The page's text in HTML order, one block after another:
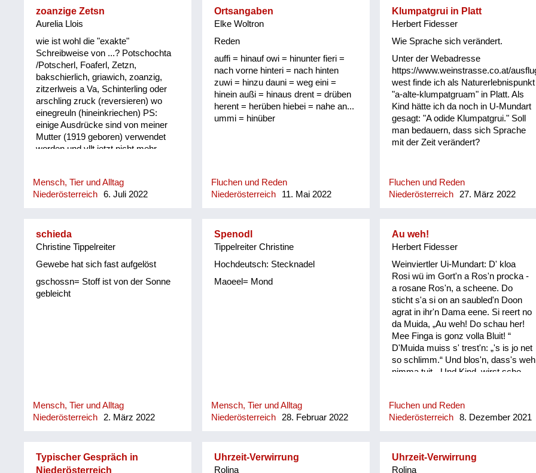
sitzen haben Einen picken haben
Einen hocken haben Sich einen
angezüchtet haben Angebledert sein
a Häusltschik Tutti completti sein
(voll) zua sein Bummzua sein
Angesoffen sein Wie ein Radi
angesoffen Der is angschwaschelt
Der is randvoll Er ist anbirschtlt Er is
angesäuselt Er is zuagschütt Er is
ontschechert Der is ja schon gaunz
steif Der is steif (steifer Blick) Fett
angekübelt sein Angestochen sein
versumpft...
zoanzige Zetsn
Aurelia Llois
wie ist wohl die "exakte"
Schreibweise von ...? Potschochta
/Potscherl, Foaferl, Zetzn,
bakschierlich, griawich, zoanzig,
zitzerlweis a Va, Schinterling oder
arschling zruck (reversieren) wo
einegreuln (hineinkriechen) PS:
einige Ausdrücke sind von meiner
Mutter (1919 geboren) verwendet
worden und vllt jetzt nicht mehr
Mensch, Tier und Alltag
Niederösterreich
6. Juli 2022
Ortsangaben
Elke Woltron
Reden
auffi = hinauf owi = hinunter fieri =
nach vorne hinteri = nach hinten
zuwi = hinzu dauni = weg eini =
hinein außi = hinaus drent = drüben
herent = herüben hiebei = nahe an...
ummi = hinüber
Fluchen und Reden
Niederösterreich
11. Mai 2022
Klumpatgrui in Platt
Herbert Fidesser
Wie Sprache sich verändert.
Unter der Webadresse
https://www.weinstrasse.co.at/
west finde ich als Naturerlebnispunkt
"a-alte-klumpatgruam" in Platt. Als
Kind hätte ich da noch in U-Mundart
gesagt: "A odide Klumpatgrui." Soll
man bedauern, dass sich Sprache
mit der Zeit verändert?
Fluchen und Reden
Niederösterreich
27. März 2022
schieda
Christine Tippelreiter
Gewebe hat sich fast aufgelöst
gschossn= Stoff ist von der Sonne
gebleicht
Mensch, Tier und Alltag
Niederösterreich
2. März 2022
Spenodl
Tippelreiter Christine
Hochdeutsch: Stecknadel
Maoeel= Mond
Mensch, Tier und Alltag
Niederösterreich
28. Februar 2022
Au weh!
Herbert Fidesser
Weinviertler Ui-Mundart: D' kloa
Rosi wü im Gort'n a Ros'n procka -
a rosane Ros'n, a scheene. Do
sticht s'a si on an saubled'n Doon
agrat in ihr'n Dama eene. Si reert no
da Muida, „Au weh! Do schau her!
Mee Finga is gonz volla Bluit! “
D'Muida muiss s' trest'n: „'s is jo net
so schlimm.“ Und blos'n, dass's weh
nimma tuit. „Und Kind, wirst scho
Rosi erscht recht o ins Plaz'n: "Und
wonn… und wonn… und wonn…
Fluchen und Reden
Niederösterreich
8. Dezember 2021
Typischer Gespräch in
Niederösterreich
Uhrzeit-Verwirrung
Rolina
Uhrzeit-Verwirrung
Rolina